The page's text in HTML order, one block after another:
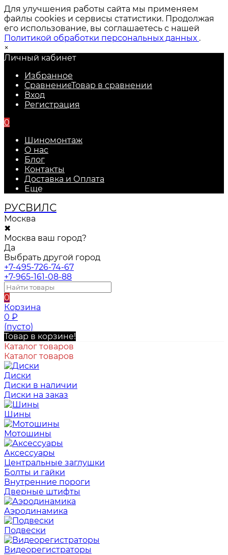
Для улучшения работы сайта мы применяем
файлы cookies и сервисы статистики. Продолжая
его использование, вы соглашаетесь с нашей
Политикой обработки персональных данных .
×
Личный кабинет
Избранное
СравнениеТовар в сравнении
Вход
Регистрация
0
Шиномонтаж
О нас
Блог
Контакты
Доставка и Оплата
Еще
РУСВИЛС
Москва
✖
Москва ваш город?
Да
Выбрать другой город
+7-495-726-74-67
+7-965-161-08-88
0
Корзина
0 ₽
(пусто)
Товар в корзине!
Каталог товаров
Каталог товаров
Диски
Диски в наличии
Диски на заказ
Шины
Мотошины
Аксессуары
Центральные заглушки
Болты и гайки
Внутренние пороги
Дверные штифты
Аэродинамика
Подвески
Видеорегистраторы